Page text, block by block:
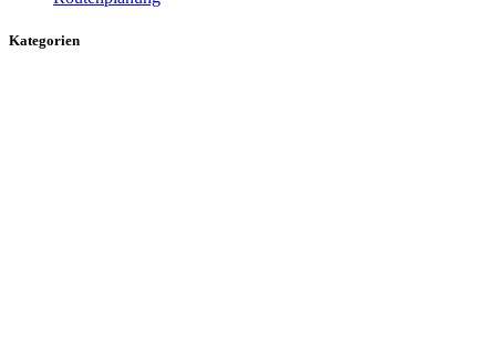
Kategorien